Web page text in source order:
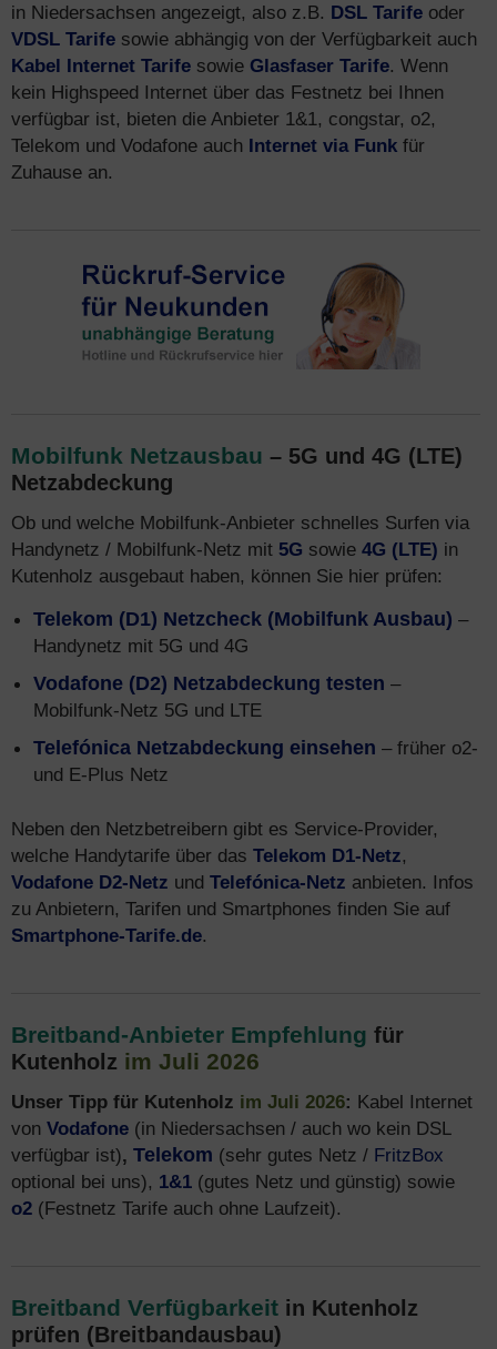
in Niedersachsen angezeigt, also z.B. DSL Tarife oder
VDSL Tarife sowie abhängig von der Verfügbarkeit auch
Kabel Internet Tarife sowie Glasfaser Tarife. Wenn
kein Highspeed Internet über das Festnetz bei Ihnen
verfügbar ist, bieten die Anbieter 1&1, congstar, o2,
Telekom und Vodafone auch Internet via Funk für
Zuhause an.
Mobilfunk Netzausbau – 5G und 4G (LTE)
Netzabdeckung
Ob und welche Mobilfunk-Anbieter schnelles Surfen via
Handynetz / Mobilfunk-Netz mit 5G sowie 4G (LTE) in
Kutenholz ausgebaut haben, können Sie hier prüfen:
Telekom (D1) Netzcheck (Mobilfunk Ausbau) –
Handynetz mit 5G und 4G
Vodafone (D2) Netzabdeckung testen –
Mobilfunk-Netz 5G und LTE
Telefónica Netzabdeckung einsehen – früher o2-
und E-Plus Netz
Neben den Netzbetreibern gibt es Service-Provider,
welche Handytarife über das Telekom D1-Netz,
Vodafone D2-Netz und Telefónica-Netz anbieten. Infos
zu Anbietern, Tarifen und Smartphones finden Sie auf
Smartphone-Tarife.de.
Breitband-Anbieter Empfehlung für
Kutenholz im Juli 2026
Unser Tipp für Kutenholz im Juli 2026: Kabel Internet
von Vodafone (in Niedersachsen / auch wo kein DSL
verfügbar ist), Telekom (sehr gutes Netz / FritzBox
optional bei uns), 1&1 (gutes Netz und günstig) sowie
o2 (Festnetz Tarife auch ohne Laufzeit).
Breitband Verfügbarkeit in Kutenholz
prüfen (Breitbandausbau)